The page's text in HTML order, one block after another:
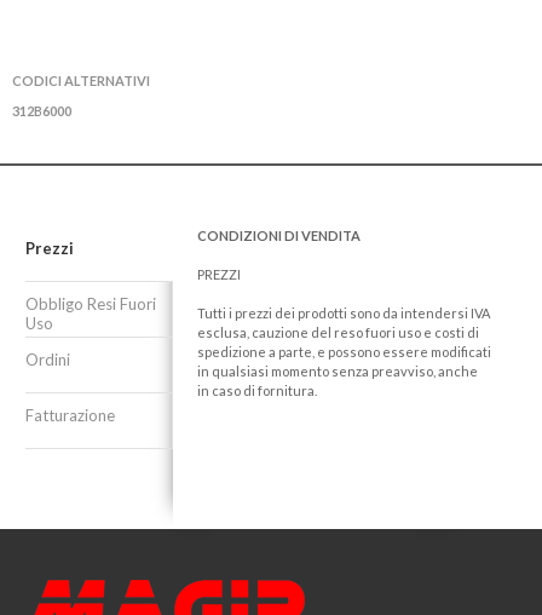
CODICI ALTERNATIVI
312B6000
Prezzi
Obbligo Resi Fuori
Uso
Ordini
Fatturazione
CONDIZIONI DI VENDITA
PREZZI
Tutti i prezzi dei prodotti sono da intendersi IVA
esclusa, cauzione del reso fuori uso e costi di
spedizione a parte, e possono essere modificati
in qualsiasi momento senza preavviso, anche
in caso di fornitura.